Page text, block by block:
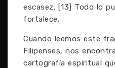
escasez. [13] Todo lo
fortalece.
Cuando leemos este
Filipenses, nos
cartografía espiritual